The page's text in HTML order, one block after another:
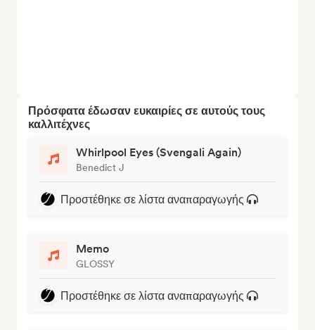
Πρόσφατα έδωσαν ευκαιρίες σε αυτούς τους
καλλιτέχνες
Whirlpool Eyes (Svengali Again)
Benedict J
Προστέθηκε σε λίστα αναπαραγωγής
Memo
GLOSSY
Προστέθηκε σε λίστα αναπαραγωγής